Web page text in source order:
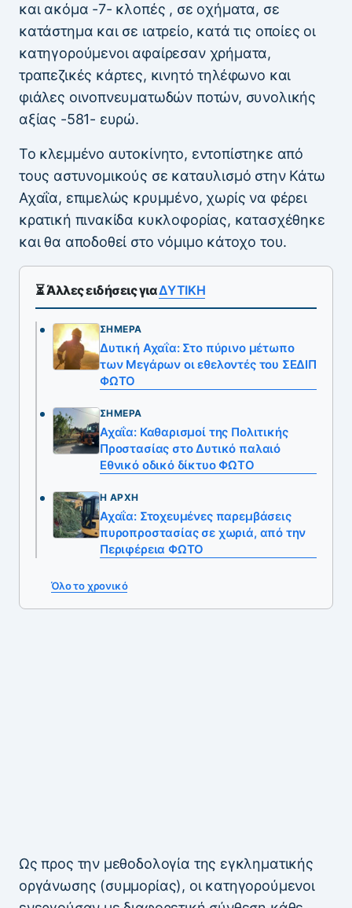
και ακόμα -7- κλοπές , σε οχήματα, σε
κατάστημα και σε ιατρείο, κατά τις οποίες οι
κατηγορούμενοι αφαίρεσαν χρήματα,
τραπεζικές κάρτες, κινητό τηλέφωνο και
φιάλες οινοπνευματωδών ποτών, συνολικής
αξίας -581- ευρώ.
Το κλεμμένο αυτοκίνητο, εντοπίστηκε από
τους αστυνομικούς σε καταυλισμό στην Κάτω
Αχαΐα, επιμελώς κρυμμένο, χωρίς να φέρει
κρατική πινακίδα κυκλοφορίας, κατασχέθηκε
και θα αποδοθεί στο νόμιμο κάτοχο του.
⏳ Άλλες ειδήσεις γιαΔΥΤΙΚΗ
ΣΉΜΕΡΑ
Δυτική Αχαΐα: Στο πύρινο μέτωπο
των Μεγάρων οι εθελοντές του ΣΕΔΙΠ
ΦΩΤΟ
ΣΉΜΕΡΑ
Αχαΐα: Καθαρισμοί της Πολιτικής
Προστασίας στο Δυτικό παλαιό
Εθνικό οδικό δίκτυο ΦΩΤΟ
Η ΑΡΧΉ
Αχαΐα: Στοχευμένες παρεμβάσεις
πυροπροστασίας σε χωριά, από την
Περιφέρεια ΦΩΤΟ
Όλο το χρονικό
Ως προς την μεθοδολογία της εγκληματικής
οργάνωσης (συμμορίας), οι κατηγορούμενοι